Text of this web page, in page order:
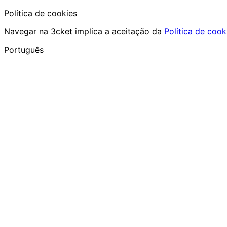
Política de cookies
Navegar na 3cket implica a aceitação da Política de
Português